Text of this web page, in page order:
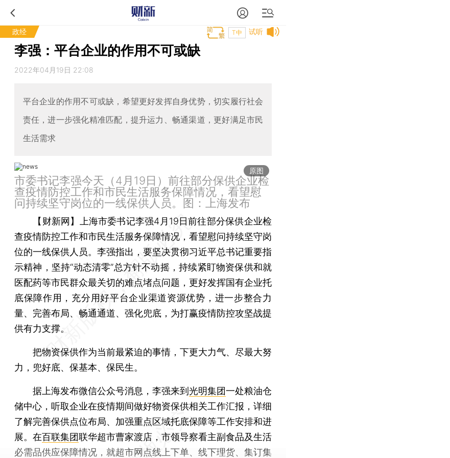
政经 试听
T中
李强：平台企业的作用不可或缺
2022年04月19日 22:08
平台企业的作用不可或缺，希望更好发挥自身优势，切实履行社会
责任，进一步强化精准匹配，提升运力、畅通渠道，更好满足市民
生活需求
原图
市委书记李强今天（4月19日）前往部分保供企业检
查疫情防控工作和市民生活服务保障情况，看望慰
问持续坚守岗位的一线保供人员。图：上海发布
【财新网】
上海市委书记李强4月19日前往部分保供企业检
查疫情防控工作和市民生活服务保障情况，看望慰问持续坚守岗
位的一线保供人员。李强指出，要坚决贯彻习近平总书记重要指
示精神，坚持“动态清零”总方针不动摇，持续紧盯物资保供和就
医配药等市民群众最关切的难点堵点问题，更好发挥国有企业托
底保障作用，充分用好平台企业渠道资源优势，进一步整合力
量、完善布局、畅通通道、强化兜底，为打赢疫情防控攻坚战提
供有力支撑。
把物资保供作为当前最紧迫的事情，下更大力气、尽最大努
力，兜好底、保基本、保民生。
据上海发布微信公众号消息，李强来到光明集团一处粮油仓
储中心，听取企业在疫情期间做好物资保供相关工作汇报，详细
了解完善保供点位布局、加强重点区域托底保障等工作安排和进
展。在百联集团联华超市曹家渡店，市领导察看主副食品及生活
必需品供应保障情况，就超市网点线上下单、线下理货、集订集